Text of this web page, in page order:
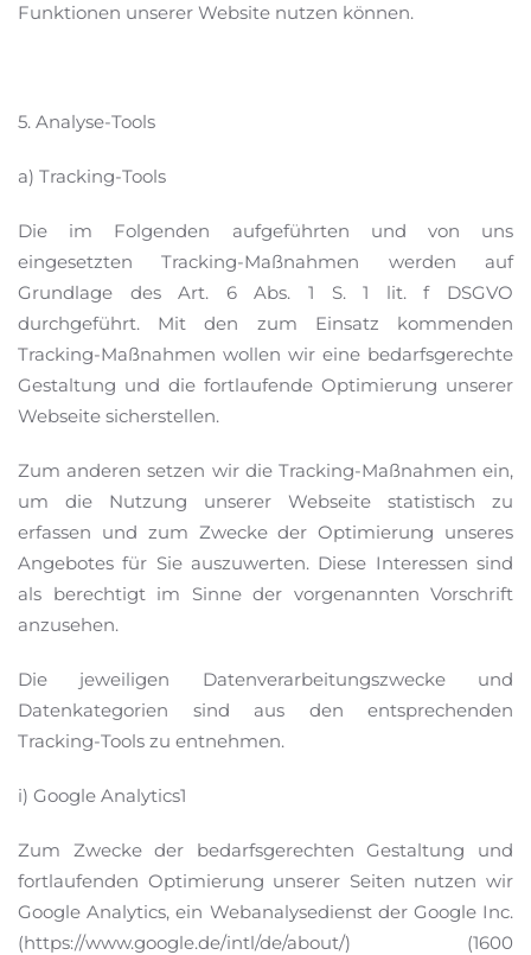
Funktionen unserer Website nutzen können.
5. Analyse-Tools
a) Tracking-Tools
Die im Folgenden aufgeführten und von uns
eingesetzten Tracking-Maßnahmen werden auf
Grundlage des Art. 6 Abs. 1 S. 1 lit. f DSGVO
durchgeführt. Mit den zum Einsatz kommenden
Tracking-Maßnahmen wollen wir eine bedarfsgerechte
Gestaltung und die fortlaufende Optimierung unserer
Webseite sicherstellen.
Zum anderen setzen wir die Tracking-Maßnahmen ein,
um die Nutzung unserer Webseite statistisch zu
erfassen und zum Zwecke der Optimierung unseres
Angebotes für Sie auszuwerten. Diese Interessen sind
als berechtigt im Sinne der vorgenannten Vorschrift
anzusehen.
Die jeweiligen Datenverarbeitungszwecke und
Datenkategorien sind aus den entsprechenden
Tracking-Tools zu entnehmen.
i) Google Analytics1
Zum Zwecke der bedarfsgerechten Gestaltung und
fortlaufenden Optimierung unserer Seiten nutzen wir
Google Analytics, ein Webanalysedienst der Google Inc.
(https://www.google.de/intl/de/about/) (1600